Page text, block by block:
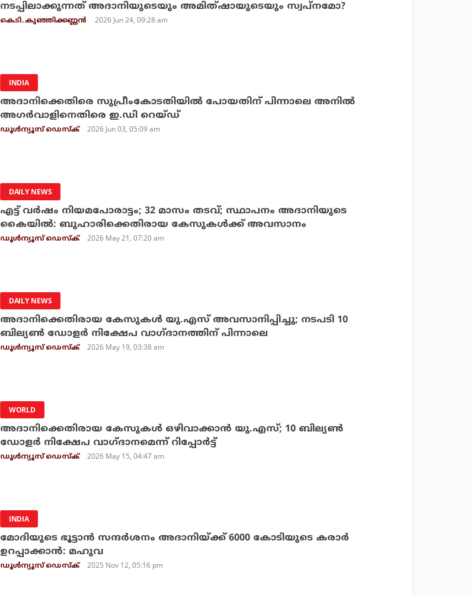
നടപ്പിലാക്കുന്നത് അദാനിയുടെയും അമിത്ഷായുടെയും സ്വപ്നമോ?
കെ.ടി. കുഞ്ഞിക്കണ്ണന്‍ 2026 Jun 24, 09:28 am
INDIA
അദാനിക്കെതിരെ സുപ്രീംകോടതിയില്‍ പോയതിന് പിന്നാലെ അനില്‍
അഗര്‍വാളിനെതിരെ ഇ.ഡി റെയ്ഡ്
ഡൂള്‍ന്യൂസ് ഡെസ്‌ക് 2026 Jun 03, 05:09 am
DAILY NEWS
എട്ട് വര്‍ഷം നിയമപോരാട്ടം; 32 മാസം തടവ്; സ്ഥാപനം അദാനിയുടെ
കൈയില്‍: ബുഹാരിക്കെതിരായ കേസുകള്‍ക്ക് അവസാനം
ഡൂള്‍ന്യൂസ് ഡെസ്‌ക് 2026 May 21, 07:20 am
DAILY NEWS
അദാനിക്കെതിരായ കേസുകള്‍ യു.എസ് അവസാനിപ്പിച്ചു; നടപടി 10
ബില്യണ്‍ ഡോളര്‍ നിക്ഷേപ വാഗ്ദാനത്തിന് പിന്നാലെ
ഡൂള്‍ന്യൂസ് ഡെസ്‌ക് 2026 May 19, 03:38 am
WORLD
അദാനിക്കെതിരായ കേസുകള്‍ ഒഴിവാക്കാന്‍ യു.എസ്; 10 ബില്യണ്‍
ഡോളര്‍ നിക്ഷേപ വാഗ്ദാനമെന്ന് റിപ്പോര്‍ട്ട്
ഡൂള്‍ന്യൂസ് ഡെസ്‌ക് 2026 May 15, 04:47 am
INDIA
മോദിയുടെ ഭൂട്ടാന്‍ സന്ദര്‍ശനം അദാനിയ്ക്ക് 6000 കോടിയുടെ കരാര്‍
ഉറപ്പാക്കാന്‍: മഹുവ
ഡൂള്‍ന്യൂസ് ഡെസ്‌ക് 2025 Nov 12, 05:16 pm